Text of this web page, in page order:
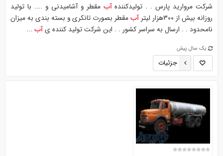
شرکت مروارید پارس . . تولیدکنندهآب مقطر و آشامیدنی و .... با تولید
روزانه بیش از ۳۰۰هزار لیتر
آبمقطر بصورت تانکری و بسته بندی به میزان
نامحدود . . ارسال به سراسر کشور . . این شرکت تولید کننده ی آب...
یک سال پیش
جزئیات